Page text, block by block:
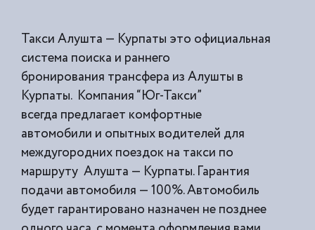
Такси Алушта — Курпаты это официальная
система поиска и раннего
бронирования трансфера из Алушты в
Курпаты. Компания “Юг-Такси”
всегда предлагает комфортные
автомобили и опытных водителей для
междугородних поездок на такси по
маршруту Алушта — Курпаты. Гарантия
подачи автомобиля — 100%. Автомобиль
будет гарантировано назначен не позднее